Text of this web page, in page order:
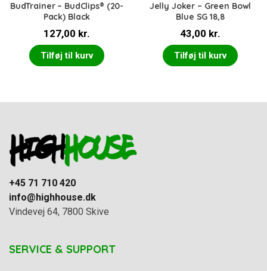
BudTrainer – BudClips® (20-
Pack) Black
127,00 kr.
Tilføj til kurv
Jelly Joker – Green Bowl
Blue SG 18,8
43,00 kr.
Tilføj til kurv
+45 71 710 420
info@highhouse.dk
Vindevej 64, 7800 Skive
SERVICE & SUPPORT